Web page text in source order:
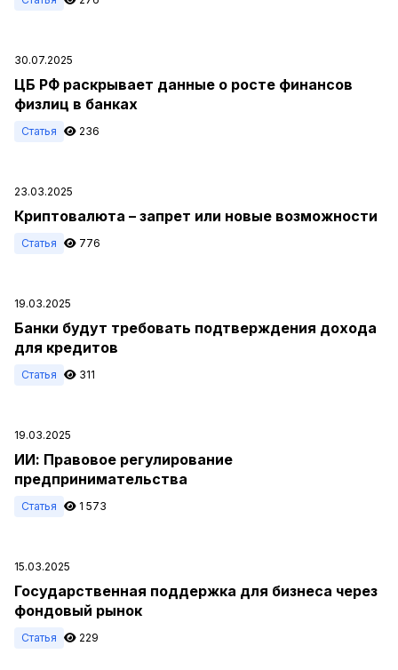
30.07.2025
ЦБ РФ раскрывает данные о росте финансов
физлиц в банках
Статья 236
23.03.2025
Криптовалюта – запрет или новые возможности
Статья 776
19.03.2025
Банки будут требовать подтверждения дохода
для кредитов
Статья 311
19.03.2025
ИИ: Правовое регулирование
предпринимательства
Статья 1 573
15.03.2025
Государственная поддержка для бизнеса через
фондовый рынок
Статья 229